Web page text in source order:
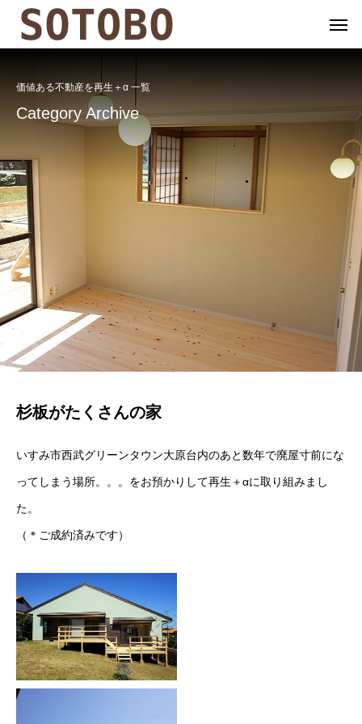
価値ある不動産を再生＋α 一覧
Category Archive
杉板がたくさんの家
いすみ市西武グリーンタウン大原台内のあと数年で廃屋寸前にな
ってしまう場所。。。をお預かりして再生＋αに取り組みまし
た。
（＊ご成約済みです）